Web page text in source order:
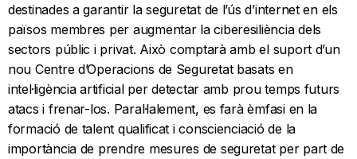
destinades a garantir la seguretat de l’ús d’internet en els
països membres per augmentar la ciberesiliència dels
sectors públic i privat. Això comptarà amb el suport d’un
nou Centre d’Operacions de Seguretat basats en
intel·ligència artificial per detectar amb prou temps futurs
atacs i frenar-los. Paral·lalement, es farà èmfasi en la
formació de talent qualificat i conscienciació de la
importància de prendre mesures de seguretat per part de